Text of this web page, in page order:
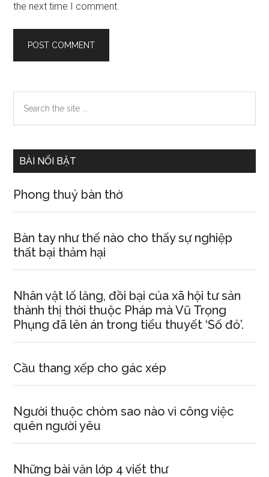
the next time I comment.
Primary
Sidebar
the
BÀI NỔI BẬT
Phong thuỷ bàn thờ
Bàn tay như thế nào cho thấy sự nghiệp
thất bại thảm hại
Nhân vật lố lăng, đồi bại của xã hội tư sản
thành thị thời thuộc Pháp mà Vũ Trọng
Phụng đã lên án trong tiểu thuyết ‘Số đỏ’.
Cầu thang xếp cho gác xép
Người thuộc chòm sao nào vì công việc
quên người yêu
Những bài văn lớp 4 viết thư